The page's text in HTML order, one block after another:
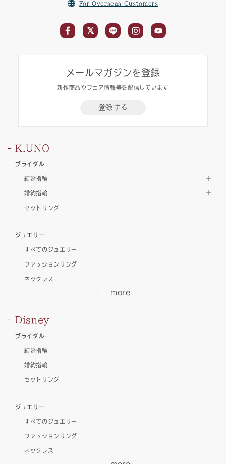
For Overseas Customers
メールマガジンを登録
新作商品やフェア情報等を配信しています
登録する
K.UNO
ブライダル
結婚指輪
婚約指輪
セットリング
ジュエリー
すべてのジュエリー
ファッションリング
ネックレス
Disney
ブライダル
結婚指輪
婚約指輪
セットリング
ジュエリー
すべてのジュエリー
ファッションリング
ネックレス